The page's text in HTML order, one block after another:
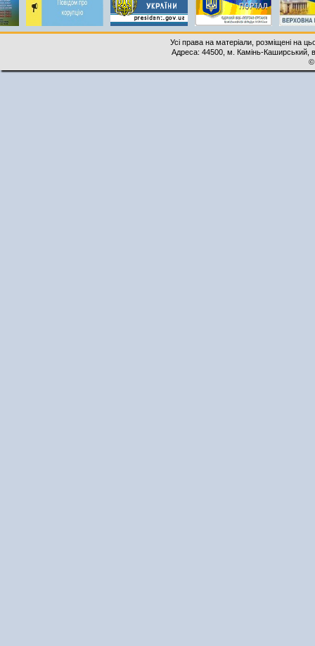
Усі права на матеріали, розміщені на
Адреса: 44500, м. Камінь-Каширський,
©